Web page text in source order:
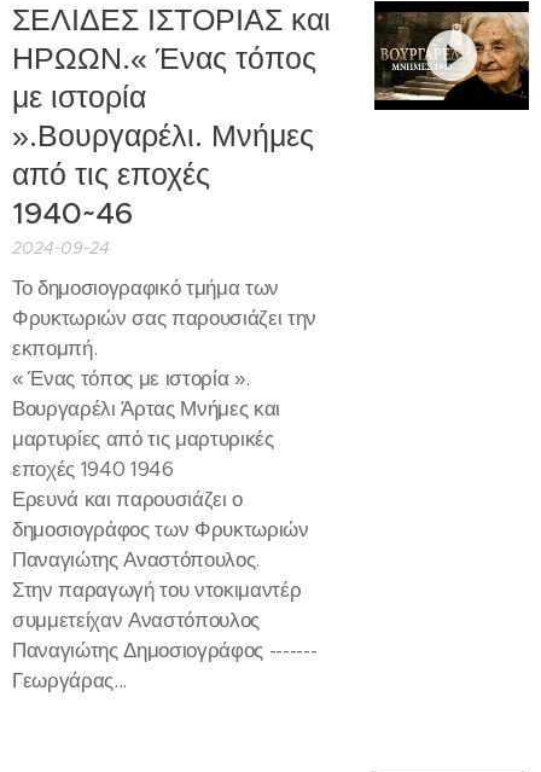
ΣΕΛΙΔΕΣ ΙΣΤΟΡΙΑΣ και
ΗΡΩΩΝ.« Ένας τόπος
με ιστορία
».Βουργαρέλι. Μνήμες
από τις εποχές
1940~46
2024-09-24
Το δημοσιογραφικό τμήμα των
Φρυκτωριών σας παρουσιάζει την
εκπομπή.
« Ένας τόπος με ιστορία ».
Βουργαρέλι Άρτας Μνήμες και
μαρτυρίες από τις μαρτυρικές
εποχές 1940 1946
Ερευνά και παρουσιάζει ο
δημοσιογράφος των Φρυκτωριών
Παναγιώτης Αναστόπουλος.
Στην παραγωγή του ντοκιμαντέρ
συμμετείχαν Αναστόπουλος
Παναγιώτης Δημοσιογράφος -------
Γεωργάρας...